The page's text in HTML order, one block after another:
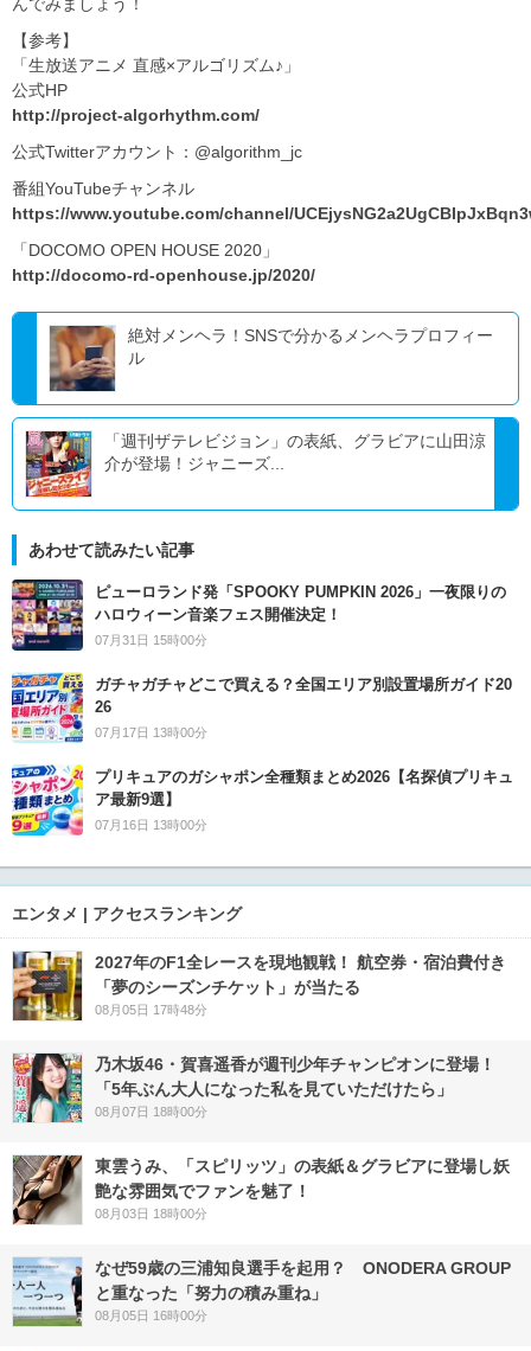
【参考】
「生放送アニメ 直感×アルゴリズム♪」
公式HP
http://project-algorhythm.com/
公式Twitterアカウント：@algorithm_jc
番組YouTubeチャンネル
https://www.youtube.com/channel/
「DOCOMO OPEN HOUSE 2020」
http://docomo-rd-openhouse.jp/2020/
絶対メンヘラ！SNSで分かるメンヘラプロフィー
ル
「週刊ザテレビジョン」の表紙、グラビアに山田涼
介が登場！ジャニーズ...
あわせて読みたい記事
ピューロランド発「SPOOKY PUMPKIN 2026」一夜限りの
ハロウィーン音楽フェス開催決定！
07月31日 15時00分
ガチャガチャどこで買える？全国エリア別設置場所ガイド20
26
07月17日 13時00分
プリキュアのガシャポン全種類まとめ2026【名探偵プリキュ
ア最新9選】
07月16日 13時00分
エンタメ | アクセスランキング
2027年のF1全レースを現地観戦！ 航空券・宿泊費付き
「夢のシーズンチケット」が当たる
08月05日 17時48分
乃木坂46・賀喜遥香が週刊少年チャンピオンに登場！
「5年ぶん大人になった私を見ていただけたら」
08月07日 18時00分
東雲うみ、「スピリッツ」の表紙＆グラビアに登場し妖
艶な雰囲気でファンを魅了！
08月03日 18時00分
なぜ59歳の三浦知良選手を起用？ ONODERA GROUP
と重なった「努力の積み重ね」
08月05日 16時00分